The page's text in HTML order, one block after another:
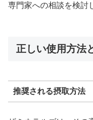
専門家への相談を検討
正しい使用方法
推奨される摂取方法